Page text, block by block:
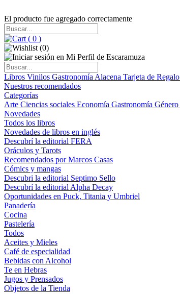
El producto fue agregado correctamente
( 0 )
(0)
Libros Vinilos Gastronomía Alacena Tarjeta de Regalo
Nuestros recomendados
Categorías
Arte Ciencias sociales Economía Gastronomía Género
Novedades
Todos los libros
Novedades de libros en inglés
Descubrí la editorial FERA
Oráculos y Tarots
Recomendados por Marcos Casas
Cómics y mangas
Descubri la editorial Septimo Sello
Descubrí la editorial Alpha Decay
Oportunidades en Puck, Titania y Umbriel
Panadería
Cocina
Pastelería
Todos
Aceites y Mieles
Café de especialidad
Bebidas con Alcohol
Te en Hebras
Jugos y Prensados
Objetos de la Tienda